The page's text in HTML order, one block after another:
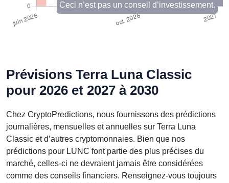
Ceci n’est pas un conseil d’investissement.
Prévisions Terra Luna Classic
pour 2026 et 2027 à 2030
Chez CryptoPredictions, nous fournissons des prédictions
journalières, mensuelles et annuelles sur Terra Luna
Classic et d’autres cryptomonnaies. Bien que nos
prédictions pour LUNC font partie des plus précises du
marché, celles-ci ne devraient jamais être considérées
comme des conseils financiers. Renseignez-vous toujours